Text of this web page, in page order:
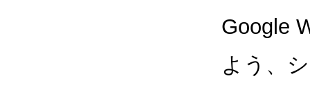
Google
よう、